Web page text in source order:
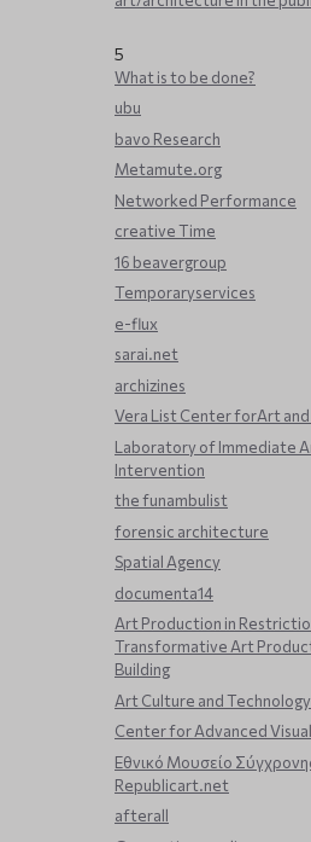
5
What is to be done?
ubu
bavo Research
Metamute.org
Networked Performance
creative Time
16 beavergroup
Temporaryservices
e-flux
sarai.net
archizines
Vera List Center forArt
Laboratory of Immediate
Intervention
the funambulist
forensic architecture
Spatial Agency
documenta14
Art Production in
Transformative Art
Building
Art Culture and
Center for Advanced
Εθνικό Μουσείο
Republicart.net
afterall